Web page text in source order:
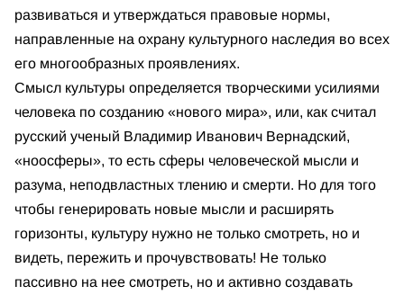
развиваться и утверждаться правовые нормы,
направленные на охрану культурного наследия во всех
его многообразных проявлениях.
Смысл культуры определяется творческими усилиями
человека по созданию «нового мира», или, как считал
русский ученый Владимир Иванович Вернадский,
«ноосферы», то есть сферы человеческой мысли и
разума, неподвластных тлению и смерти. Но для того
чтобы генерировать новые мысли и расширять
горизонты, культуру нужно не только смотреть, но и
видеть, пережить и прочувствовать! Не только
пассивно на нее смотреть, но и активно создавать